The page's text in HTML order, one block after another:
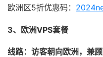
欧洲区5折优惠码：
3、欧洲VPS套餐
线路：访客朝向欧洲，兼